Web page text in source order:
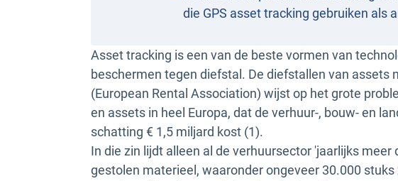
die GPS asset tracking gebruiken als
Asset tracking is een van de beste vormen van
beschermen tegen diefstal. De diefstallen van assets
(European Rental Association) wijst op het grote
en assets in heel Europa, dat de verhuur-, bouw- en
schatting € 1,5 miljard kost (1).
In die zin lijdt alleen al de verhuursector 'jaarlijks meer
gestolen materieel, waaronder ongeveer 30.000